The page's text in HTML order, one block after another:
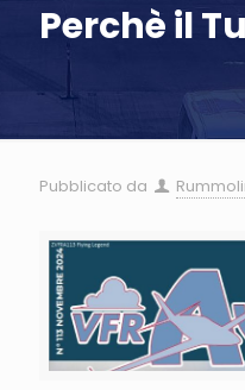
Perchè il
Pubblicato da